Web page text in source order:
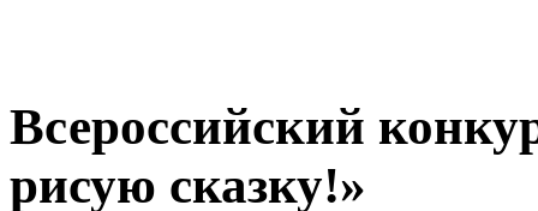
Всероссийский
рисую сказку!»